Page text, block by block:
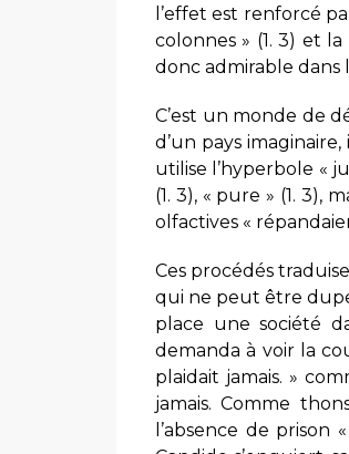
l’effet est renforcé
colonnes » (1. 3) et
donc admirable dans
C’est un monde de
d’un pays
utilise l’hyperbole «
(1. 3), « pure » (1. 3),
olfactives «
Ces procédés
qui ne peut être
place une société
demanda à voir la
plaidait jamais. »
jamais. Comme
l’absence de prison